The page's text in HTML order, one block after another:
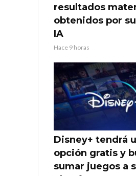
resultados
obtenidos por
IA
Hace 9 horas
Disney+ tendrá
opción gratis y
sumar juegos a